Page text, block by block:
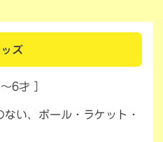
ズ
6才 ］
い、ボール・ラケット・